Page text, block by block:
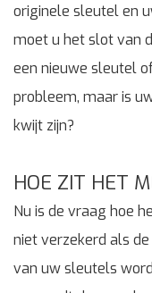
originele sleutel en
moet u het slot van
een nieuwe sleutel
probleem, maar is
kwijt zijn?
HOE ZIT HET
Nu is de vraag hoe
niet verzekerd als
van uw sleutels